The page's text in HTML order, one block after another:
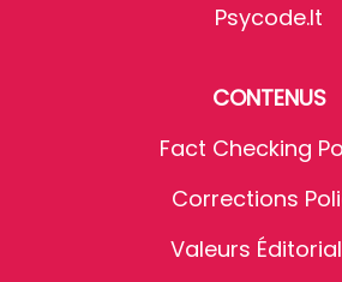
Psycode.it
CONTENUS
Fact Checking
Corrections
Valeurs